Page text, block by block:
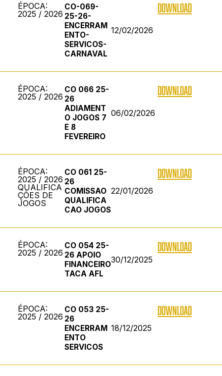
ÉPOCA:
2025 / 2026
CO-069-
25-26-
ENCERRAM
ENTO-
SERVICOS-
CARNAVAL
12/02/2026
DOWNLOAD
ÉPOCA:
2025 / 2026
CO 066 25-
26
ADIAMENT
O JOGOS 7
E 8
FEVEREIRO
06/02/2026
DOWNLOAD
ÉPOCA:
2025 / 2026
QUALIFICA
ÇÕES DE
JOGOS
CO 061 25-
26
COMISSAO
QUALIFICA
CAO JOGOS
22/01/2026
DOWNLOAD
ÉPOCA:
2025 / 2026
CO 054 25-
26 APOIO
FINANCEIRO
TACA AFL
30/12/2025
DOWNLOAD
ÉPOCA:
2025 / 2026
CO 053 25-
26
ENCERRAM
ENTO
SERVICOS
18/12/2025
DOWNLOAD